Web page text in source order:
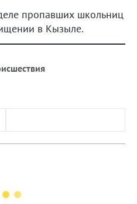
пропавших школьниц
в Кызыле.